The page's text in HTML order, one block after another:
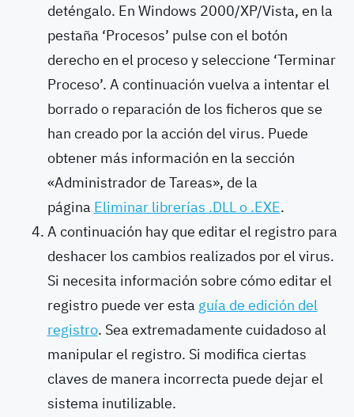
deténgalo. En Windows 2000/XP/Vista, en la
pestaña ‘Procesos’ pulse con el botón
derecho en el proceso y seleccione ‘Terminar
Proceso’. A continuación vuelva a intentar el
borrado o reparación de los ficheros que se
han creado por la acción del virus. Puede
obtener más información en la sección
«Administrador de Tareas», de la
página Eliminar librerías .DLL o .EXE.
A continuación hay que editar el registro para
deshacer los cambios realizados por el virus.
Si necesita información sobre cómo editar el
registro puede ver esta guía de edición del
registro. Sea extremadamente cuidadoso al
manipular el registro. Si modifica ciertas
claves de manera incorrecta puede dejar el
sistema inutilizable.